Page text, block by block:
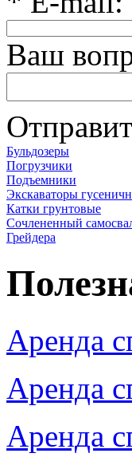
Ваш
Бульдозеры
Погрузчики
Подъемники
Экскаваторы
Катки грунтовые
Сочлененный
Грейдера
Аренда
Аренда
Аренда